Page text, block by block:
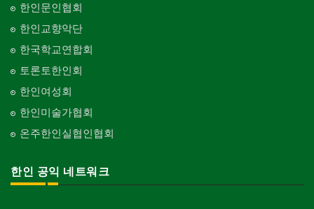
한인문인협회
한인교향악단
한국학교연합회
토론토한인회
한인여성회
한인미술가협회
온주한인실협인협회
한인 공익 네트워크